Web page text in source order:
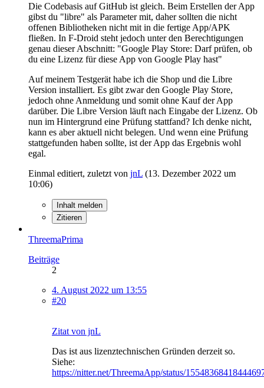
Die Codebasis auf GitHub ist gleich. Beim Erstellen der App
gibst du "libre" als Parameter mit, daher sollten die nicht
offenen Bibliotheken nicht mit in die fertige App/APK
fließen. In F-Droid steht jedoch unter den Berechtigungen
genau dieser Abschnitt: "Google Play Store: Darf prüfen, ob
du eine Lizenz für diese App von Google Play hast"
Auf meinem Testgerät habe ich die Shop und die Libre
Version installiert. Es gibt zwar den Google Play Store,
jedoch ohne Anmeldung und somit ohne Kauf der App
darüber. Die Libre Version läuft nach Eingabe der Lizenz. Ob
nun im Hintergrund eine Prüfung stattfand? Ich denke nicht,
kann es aber aktuell nicht belegen. Und wenn eine Prüfung
stattgefunden haben sollte, ist der App das Ergebnis wohl
egal.
Einmal editiert, zuletzt von jnL (13. Dezember 2022 um
10:06)
Inhalt melden
Zitieren
ThreemaPrima
Beiträge
2
4. August 2022 um 13:55
#20
Zitat von jnL
Das ist aus lizenztechnischen Gründen derzeit so.
Siehe:
https://nitter.net/ThreemaApp/status/